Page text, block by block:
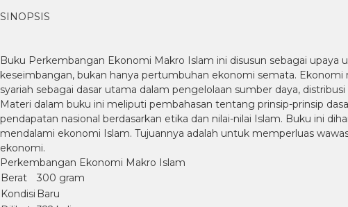
SINOPSIS
Buku Perkembangan Ekonomi Makro Islam ini disusun sebagai
keseimbangan, bukan hanya pertumbuhan ekonomi semata.
syariah sebagai dasar utama dalam pengelolaan sumber daya,
Materi dalam buku ini meliputi pembahasan tentang prinsip-prinsip
pendapatan nasional berdasarkan etika dan nilai-nilai Islam. Buku ini
mendalami ekonomi Islam. Tujuannya adalah untuk memperluas
ekonomi.
Perkembangan Ekonomi Makro Islam
Berat
300 gram
Kondisi Baru